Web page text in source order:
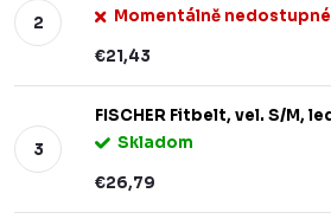
Momentálně nedostupné
€21,43
FISCHER Fitbelt, vel. S/M,
Skladom
€26,79